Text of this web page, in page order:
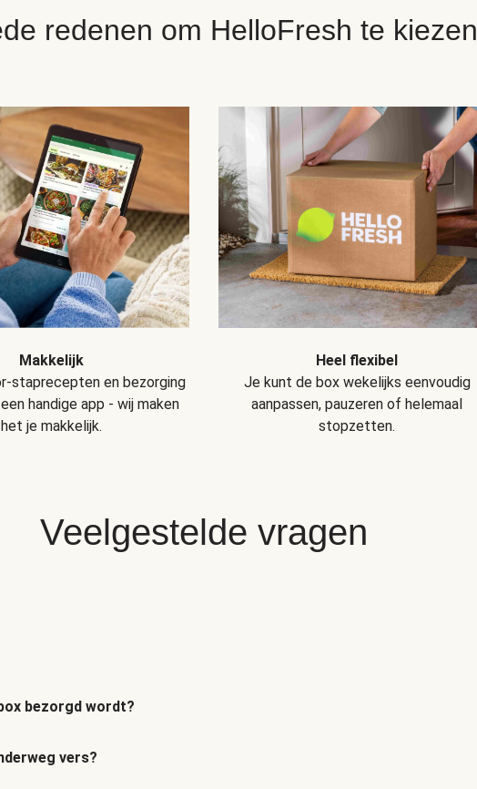
redenen om HelloFresh te kiezen
Makkelijk
staprecepten en bezorging
handige app - wij maken
het je makkelijk.
Heel flexibel
Je kunt de box wekelijks eenvoudig
aanpassen, pauzeren of helemaal
stopzetten.
Veelgestelde vragen
bezorgd wordt?
vers?